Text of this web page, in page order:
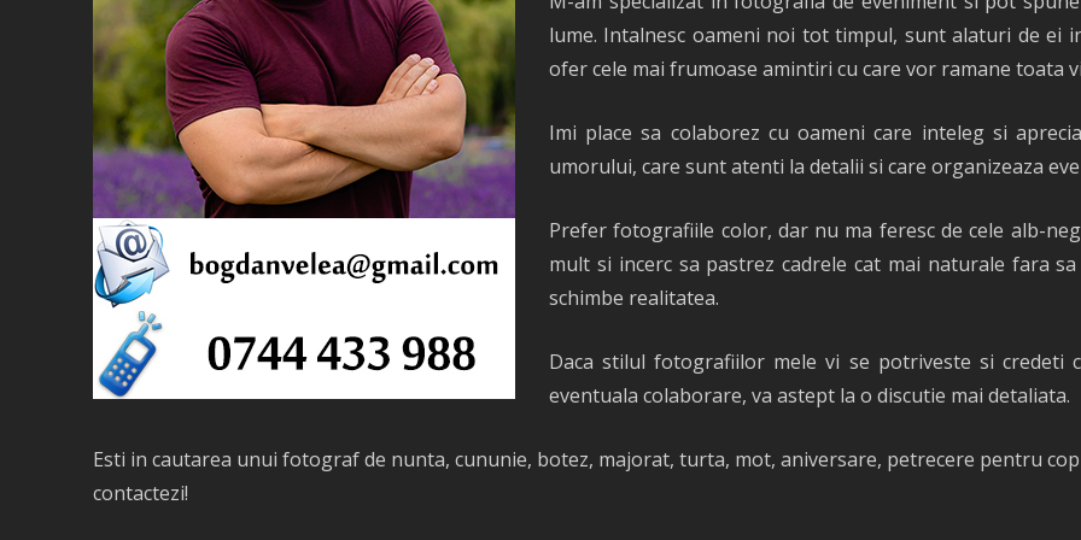
lume. Intalnesc oameni noi tot timpul, sunt alaturi de ei
ofer cele mai frumoase amintiri cu care vor ramane toata
Imi place sa colaborez cu oameni care inteleg si
umorului, care sunt atenti la detalii si care organizeaza
Prefer fotografiile color, dar nu ma feresc de cele alb-
mult si incerc sa pastrez cadrele cat mai naturale fara
schimbe realitatea.
Daca stilul fotografiilor mele vi se potriveste si
eventuala colaborare, va astept la o discutie mai detaliata.
Esti in cautarea unui fotograf de nunta, cununie, botez, majorat, turta, mot, aniversare, petrecere pentru
contactezi!